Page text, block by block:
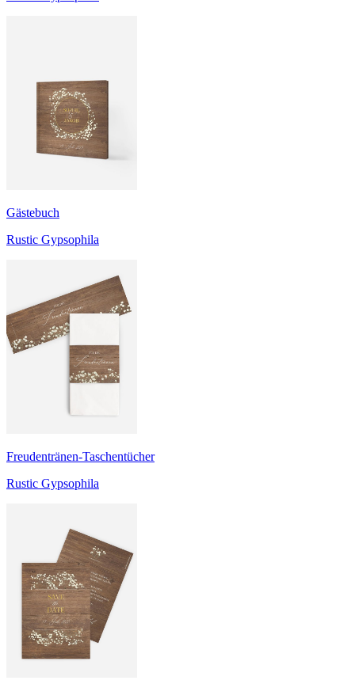
Gästebuch
Rustic Gypsophila
Freudentränen-Taschentücher
Rustic Gypsophila